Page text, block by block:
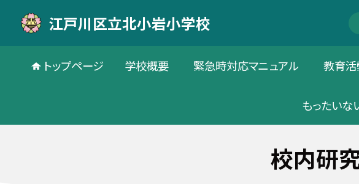
江戸川区立北小岩小学校
トップページ 学校概要 緊急時対応マニュアル 教育活
もったいな
校内研